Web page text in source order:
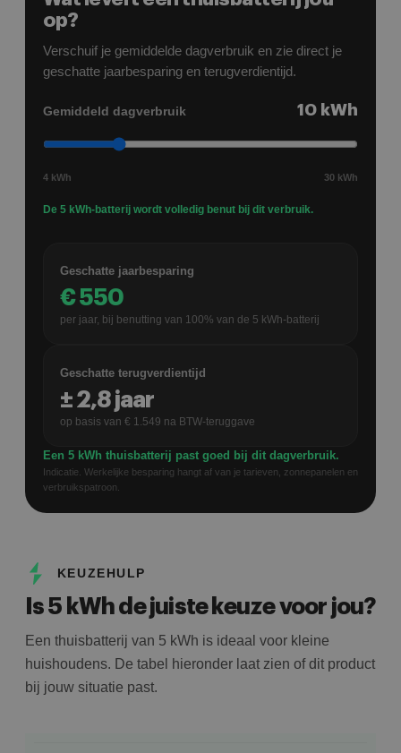
op?
Verschuif je gemiddelde dagverbruik en zie direct je
geschatte jaarbesparing en terugverdientijd.
Gemiddeld dagverbruik 10 kWh
4 kWh 30 kWh
De 5 kWh-batterij wordt volledig benut bij dit verbruik.
Geschatte jaarbesparing
€550
per jaar, bij benutting van 100% van de 5 kWh-batterij
Geschatte terugverdientijd
±2,8jaar
op basis van € 1.549 na BTW-teruggave
Een 5 kWh thuisbatterij past goed bij dit dagverbruik.
Indicatie. Werkelijke besparing hangt af van je tarieven, zonnepanelen en
verbruikspatroon.
KEUZEHULP
Is 5 kWh de juiste keuze voor jou?
Een thuisbatterij van 5 kWh is ideaal voor kleine
huishoudens. De tabel hieronder laat zien of dit product
bij jouw situatie past.